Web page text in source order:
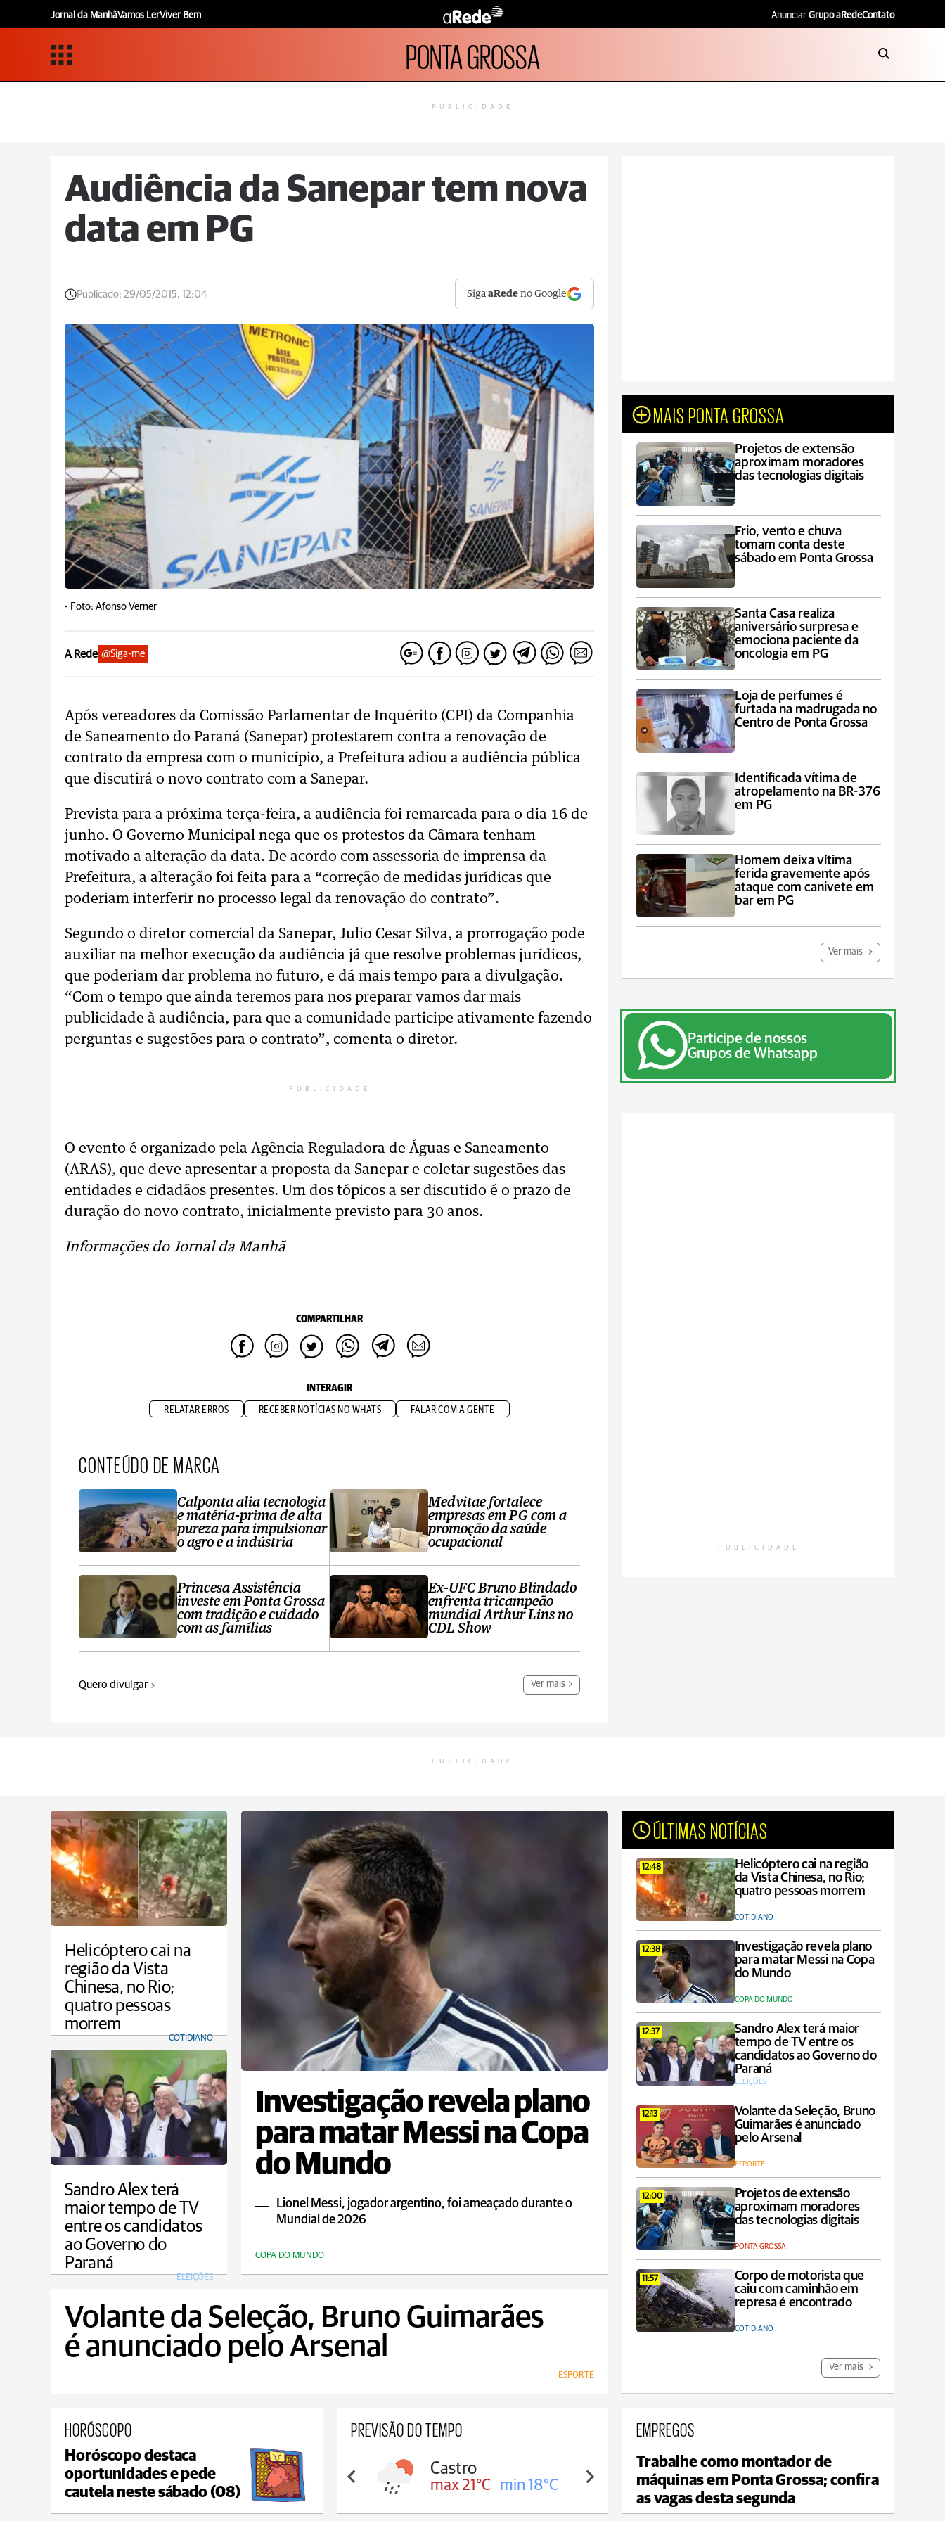
Jornal da ManhãVamos LerViver Bem Anunciar Grupo aRedeContato
PONTA GROSSA
PUBLICIDADE
Audiência da Sanepar tem nova
data em PG
Publicado: 29/05/2015, 12:04 SigaaRede no Google
- Foto: Afonso Verner
A Rede @Siga-me
Após vereadores da Comissão Parlamentar de Inquérito (CPI) da Companhia
de Saneamento do Paraná (Sanepar) protestarem contra a renovação de
contrato da empresa com o município, a Prefeitura adiou a audiência pública
que discutirá o novo contrato com a Sanepar.
Prevista para a próxima terça-feira, a audiência foi remarcada para o dia 16 de
junho. O Governo Municipal nega que os protestos da Câmara tenham
motivado a alteração da data. De acordo com assessoria de imprensa da
Prefeitura, a alteração foi feita para a “correção de medidas jurídicas que
poderiam interferir no processo legal da renovação do contrato”.
Segundo o diretor comercial da Sanepar, Julio Cesar Silva, a prorrogação pode
auxiliar na melhor execução da audiência já que resolve problemas jurídicos,
que poderiam dar problema no futuro, e dá mais tempo para a divulgação.
“Com o tempo que ainda teremos para nos preparar vamos dar mais
publicidade à audiência, para que a comunidade participe ativamente fazendo
perguntas e sugestões para o contrato”, comenta o diretor.
PUBLICIDADE
O evento é organizado pela Agência Reguladora de Águas e Saneamento
(ARAS), que deve apresentar a proposta da Sanepar e coletar sugestões das
entidades e cidadãos presentes. Um dos tópicos a ser discutido é o prazo de
duração do novo contrato, inicialmente previsto para 30 anos.
Informações do Jornal da Manhã
COMPARTILHAR
INTERAGIR
RELATAR ERROS RECEBER NOTÍCIAS NO WHATS FALAR COM A GENTE
CONTEÚDO DE MARCA
Calponta alia tecnologia
e matéria-prima de alta
pureza para impulsionar
o agro e a indústria
Princesa Assistência
investe em Ponta Grossa
com tradição e cuidado
com as famílias
Medvitae fortalece
empresas em PG com a
promoção da saúde
ocupacional
Ex-UFC Bruno Blindado
enfrenta tricampeão
mundial Arthur Lins no
CDL Show
Quero divulgar Ver mais
MAIS PONTA GROSSA
Projetos de extensão
aproximam moradores
das tecnologias digitais
Frio, vento e chuva
tomam conta deste
sábado em Ponta Grossa
Santa Casa realiza
aniversário surpresa e
emociona paciente da
oncologia em PG
Loja de perfumes é
furtada na madrugada no
Centro de Ponta Grossa
Identificada vítima de
atropelamento na BR-376
em PG
Homem deixa vítima
ferida gravemente após
ataque com canivete em
bar em PG
Ver mais
Participe de nossos
Grupos de Whatsapp
PUBLICIDADE
PUBLICIDADE
Helicóptero cai na
região da Vista
Chinesa, no Rio;
quatro pessoas
morrem
COTIDIANO
Investigação revela plano
para matar Messi na Copa
do Mundo
Lionel Messi, jogador argentino, foi ameaçado durante o
Mundial de 2026
COPA DO MUNDO
ÚLTIMAS NOTÍCIAS
12:48
Helicóptero cai na região
da Vista Chinesa, no Rio;
quatro pessoas morrem
COTIDIANO
12:38
Investigação revela plano
para matar Messi na Copa
do Mundo
COPA DO MUNDO
12:37
Sandro Alex terá maior
tempo de TV entre os
candidatos ao Governo do
Paraná
ELEIÇÕES
12:13
Volante da Seleção, Bruno
Guimarães é anunciado
pelo Arsenal
ESPORTE
12:00
Projetos de extensão
aproximam moradores
das tecnologias digitais
PONTA GROSSA
11:57
Corpo de motorista que
caiu com caminhão em
represa é encontrado
COTIDIANO
Ver mais
Sandro Alex terá
maior tempo de TV
entre os candidatos
ao Governo do
Paraná
ELEIÇÕES
Volante da Seleção, Bruno Guimarães
é anunciado pelo Arsenal
ESPORTE
HORÓSCOPO
Horóscopo destaca
oportunidades e pede
cautela neste sábado (08)
PREVISÃO DO TEMPO
Castro
max 21°C min 18°C
Carambeí
max 20°C min 18°C
Jaguariaíva
max 20°C min 18°C
EMPREGOS
Trabalhe como montador de
máquinas em Ponta Grossa; confira
as vagas desta segunda